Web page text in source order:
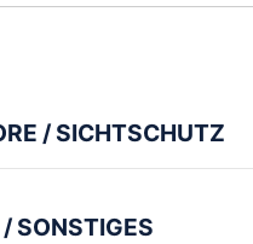
/ SICHTSCHUTZ
SONSTIGES